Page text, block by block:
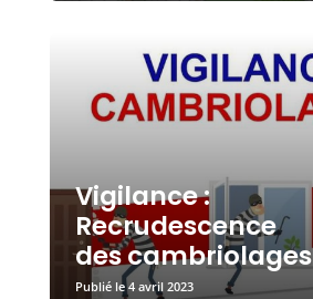
Vigilance :
Recrudescence
des cambriolages
4 avril 2023